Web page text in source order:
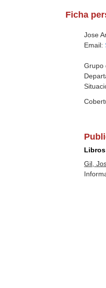
Ficha
Jose
Email:
Grupo
Libros
Gil,